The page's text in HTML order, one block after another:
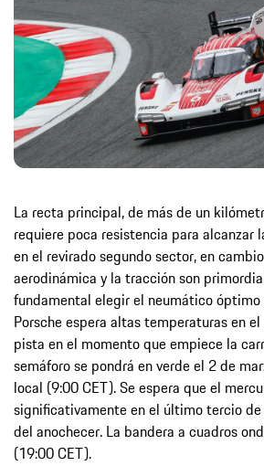
La recta principal, de más de un
requiere poca resistencia para alcanzar
en el revirado segundo sector, en
aerodinámica y la tracción son
fundamental elegir el neumático óptimo
Porsche espera altas temperaturas en
pista en el momento que empiece la
semáforo se pondrá en verde el 2 de
local (9:00 CET). Se espera que el
significativamente en el último tercio de
del anochecer. La bandera a cuadros
(19:00 CET).